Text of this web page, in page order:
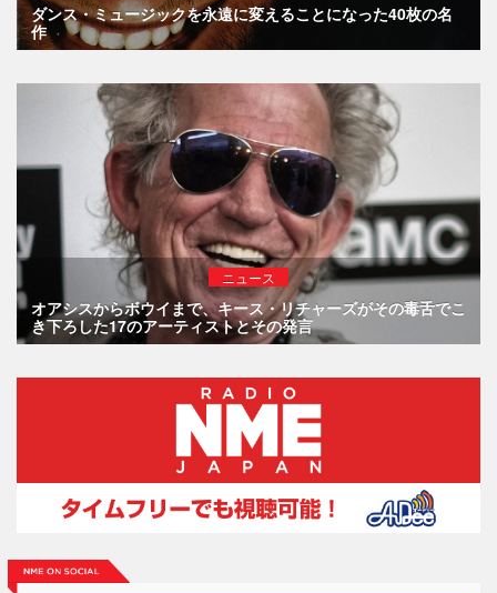
ダンス・ミュージックを永遠に変えることになった40枚の名
作
ニュース
オアシスからボウイまで、キース・リチャーズがその毒舌でこ
き下ろした17のアーティストとその発言